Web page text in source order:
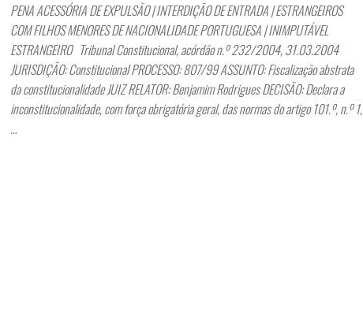
PENA ACESSÓRIA DE EXPULSÃO | INTERDIÇÃO DE ENTRADA | ESTRANGEIROS
COM FILHOS MENORES DE NACIONALIDADE PORTUGUESA | INIMPUTÁVEL
ESTRANGEIRO Tribunal Constitucional, acórdão n.º 232/2004, 31.03.2004
JURISDIÇÃO: Constitucional PROCESSO: 807/99 ASSUNTO: Fiscalização abstrata
da constitucionalidade JUIZ RELATOR: Benjamim Rodrigues DECISÃO: Declara a
inconstitucionalidade, com força obrigatória geral, das normas do artigo 101.º, n.º 1,
…